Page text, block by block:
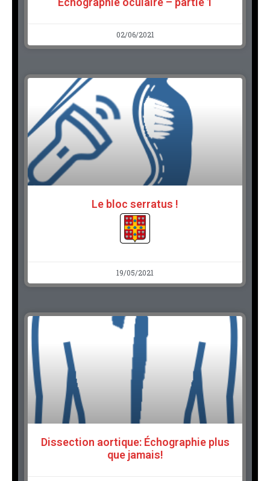
02/06/2021
Le bloc serratus !
19/05/2021
Dissection aortique: Échographie plus
que jamais!